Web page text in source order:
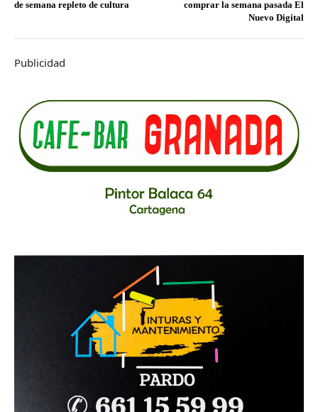
de semana repleto de cultura
comprar la semana pasada El
Nuevo Digital
Publicidad